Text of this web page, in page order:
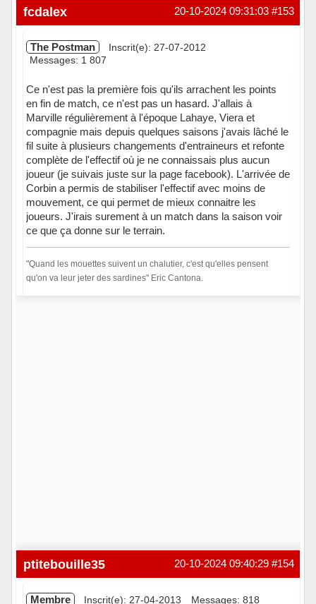
Hors ligne #153
20-10-2024 09:31:03
fcdalex
The Postman
Inscrit(e): 27-07-2012
Messages: 1 807
Ce n'est pas la première fois qu'ils arrachent les points
en fin de match, ce n'est pas un hasard. J'allais à
Marville régulièrement à l'époque Lahaye, Viera et
compagnie mais depuis quelques saisons j'avais lâché le
fil suite à plusieurs changements d'entraineurs et refonte
complète de l'effectif où je ne connaissais plus aucun
joueur (je suivais juste sur la page facebook). L'arrivée de
Corbin a permis de stabiliser l'effectif avec moins de
mouvement, ce qui permet de mieux connaitre les
joueurs. J'irais surement à un match dans la saison voir
ce que ça donne sur le terrain.
"Quand les mouettes suivent un chalutier, c'est qu'elles pensent
qu'on va leur jeter des sardines" Eric Cantona.
#154
20-10-2024 09:40:29
ptitebouille35
Membre Inscrit(e): 27-04-2013 Messages: 818